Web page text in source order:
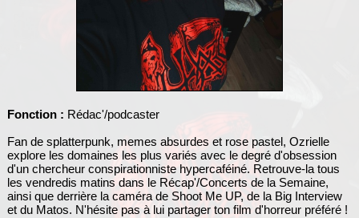
Fonction : Rédac'/podcaster
Fan de splatterpunk, memes absurdes et rose pastel, Ozrielle
explore les domaines les plus variés avec le degré d'obsession
d'un chercheur conspirationniste hypercaféiné. Retrouve-la tous
les vendredis matins dans le Récap'/Concerts de la Semaine,
ainsi que derrière la caméra de Shoot Me UP, de la Big Interview
et du Matos. N'hésite pas à lui partager ton film d'horreur préféré !